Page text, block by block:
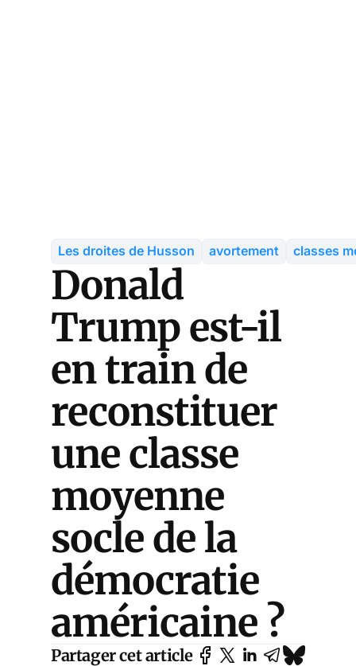
Les droites de Husson avortement classes
Donald
Trump est-il
en train de
reconstituer
une classe
moyenne
socle de la
démocratie
américaine ?
Partager cet article